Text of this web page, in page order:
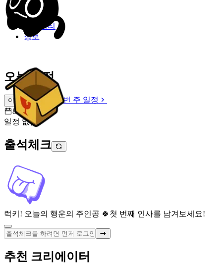
밐타운
피드
커뮤니티
정보
오늘 일정
이번 주 일정
이번 주 일정
8월 7일 [금]
일정 없음
출석체크
럭키! 오늘의 행운의 주인공 🍀 첫 번째 인사를 남겨보세요!
추천 크리에이터